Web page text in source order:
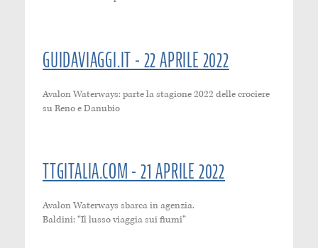
GUIDAVIAGGI.IT - 22 APRILE 2022
Avalon Waterways: parte la stagione 2022 delle crociere
su Reno e Danubio
TTGITALIA.COM - 21 APRILE 2022
Avalon Waterways sbarca in agenzia.
Baldini: “Il lusso viaggia sui fiumi”